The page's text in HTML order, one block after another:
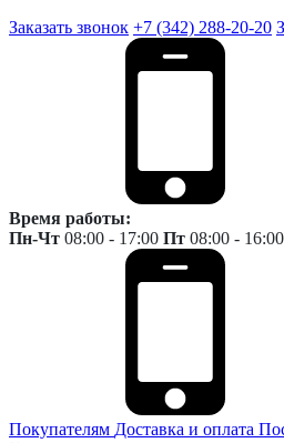
Заказать звонок +7 (342) 288-20-20
Время работы:
Пн-Чт 08:00 - 17:00 Пт 08:00 - 16:00
Покупателям Доставка и оплата